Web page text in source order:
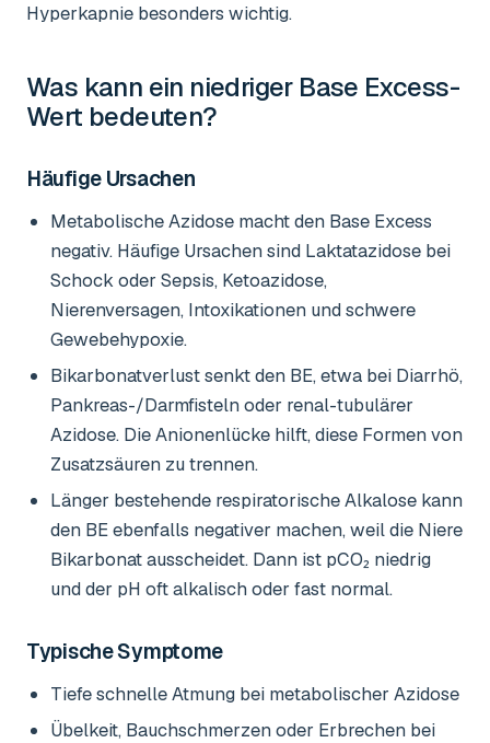
Hyperkapnie besonders wichtig.
Was kann ein niedriger Base Excess-
Wert bedeuten?
Häufige Ursachen
Metabolische Azidose macht den Base Excess
negativ. Häufige Ursachen sind Laktatazidose bei
Schock oder Sepsis, Ketoazidose,
Nierenversagen, Intoxikationen und schwere
Gewebehypoxie.
Bikarbonatverlust senkt den BE, etwa bei Diarrhö,
Pankreas-/Darmfisteln oder renal-tubulärer
Azidose. Die Anionenlücke hilft, diese Formen von
Zusatzsäuren zu trennen.
Länger bestehende respiratorische Alkalose kann
den BE ebenfalls negativer machen, weil die Niere
Bikarbonat ausscheidet. Dann ist pCO₂ niedrig
und der pH oft alkalisch oder fast normal.
Typische Symptome
Tiefe schnelle Atmung bei metabolischer Azidose
Übelkeit, Bauchschmerzen oder Erbrechen bei